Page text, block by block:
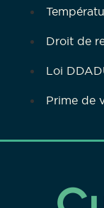
Droit de
Loi
Prime de